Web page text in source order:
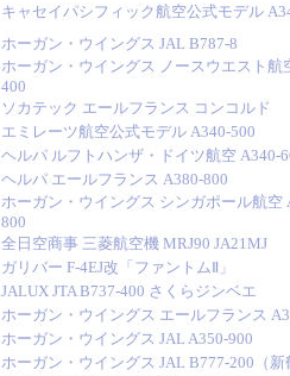
キャセイパシフィック航空公式モデル
ホーガン・ウイングス JAL B787-8
ホーガン・ウイングス ノースウエスト航
400
ソカテック エールフランス コンコルド
エミレーツ航空公式モデル A340-500
ヘルパ ルフトハンザ・ドイツ航空 A340-
ヘルパ エールフランス A380-800
ホーガン・ウイングス シンガポール航空
800
全日空商事 三菱航空機 MRJ90 JA21MJ
ガリバー F-4EJ改「ファントムⅡ」
JALUX JTA B737-400 さくらジンベエ
ホーガン・ウイングス エールフランス
ホーガン・ウイングス JAL A350-900
ホーガン・ウイングス JAL B777-200（新